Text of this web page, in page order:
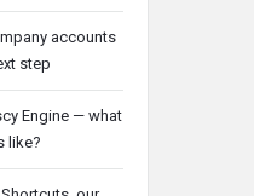
accounts
step
Engine — what
like?